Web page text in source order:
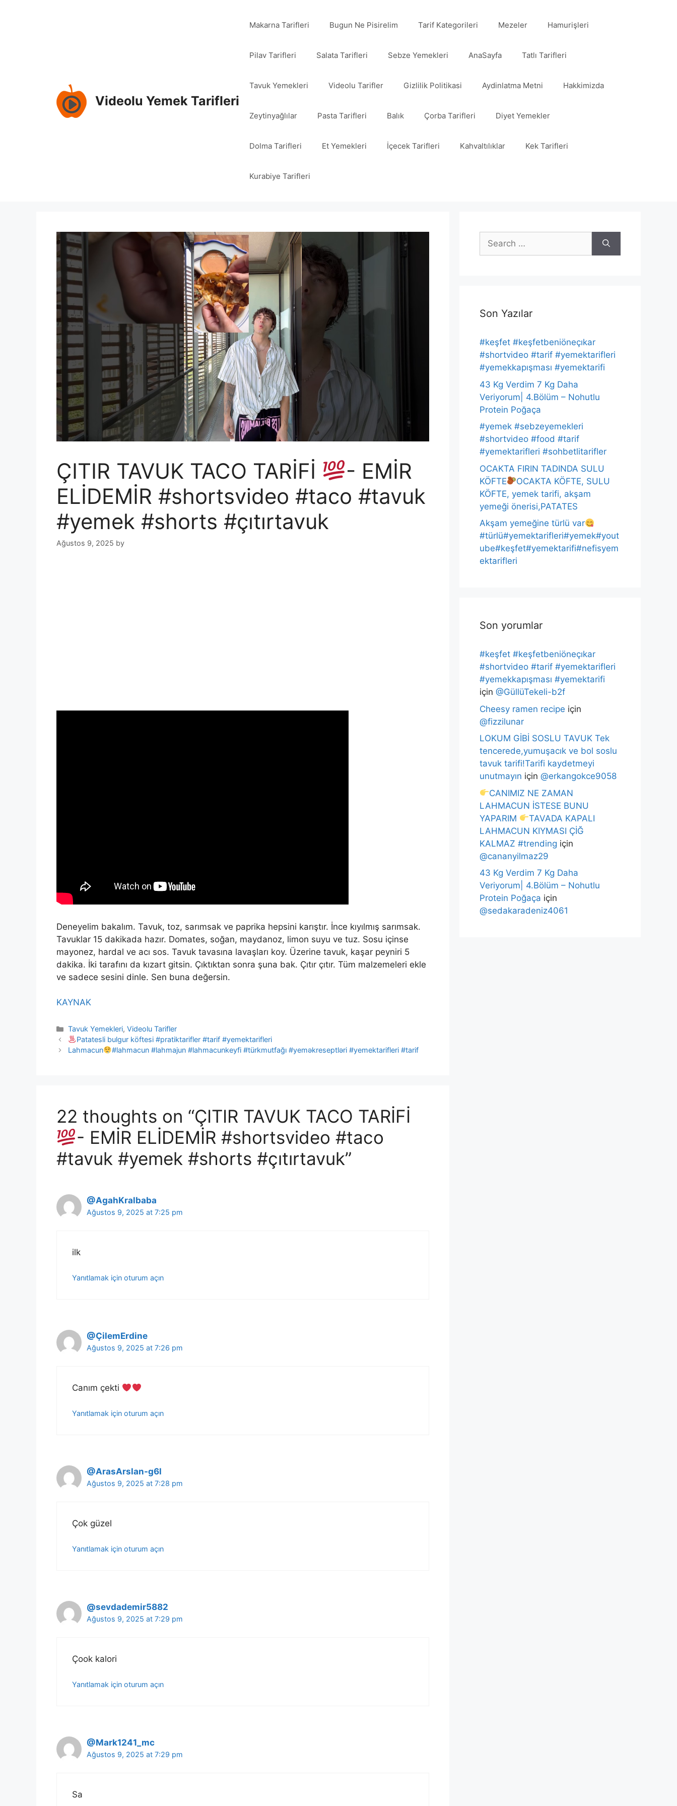
Videolu Yemek Tarifleri
Makarna Tarifleri Bugun Ne Pisirelim Tarif Kategorileri Mezeler Hamurişleri
Pilav Tarifleri Salata Tarifleri Sebze Yemekleri AnaSayfa Tatlı Tarifleri
Tavuk Yemekleri Videolu Tarifler Gizlilik Politikasi Aydinlatma Metni Hakkimizda
Zeytinyağlılar Pasta Tarifleri Balık Çorba Tarifleri Diyet Yemekler
Dolma Tarifleri Et Yemekleri İçecek Tarifleri Kahvaltılıklar Kek Tarifleri
Kurabiye Tarifleri
ÇITIR TAVUK TACO TARİFİ
- EMİR
ELİDEMİR #shortsvideo #taco #tavuk
#yemek #shorts #çıtırtavuk
Ağustos 9, 2025 by
Deneyelim bakalım. Tavuk, toz, sarımsak ve paprika hepsini karıştır. İnce kıyılmış sarımsak.
Tavuklar 15 dakikada hazır. Domates, soğan, maydanoz, limon suyu ve tuz. Sosu içinse
mayonez, hardal ve acı sos. Tavuk tavasına lavaşları koy. Üzerine tavuk, kaşar peyniri 5
dakika. İki tarafını da kızart gitsin. Çıktıktan sonra şuna bak. Çıtır çıtır. Tüm malzemeleri ekle
ve sadece sesini dinle. Sen buna değersin.
KAYNAK
Categories
Tavuk Yemekleri,Videolu Tarifler
Patatesli bulgur köftesi #pratiktarifler #tarif #yemektarifleri
Lahmacun
#lahmacun #lahmajun #lahmacunkeyfi #türkmutfağı #yeməkreseptləri #yemektarifleri #tarif
22 thoughts on “ÇITIR TAVUK TACO TARİFİ
- EMİR ELİDEMİR #shortsvideo #taco
#tavuk #yemek #shorts #çıtırtavuk”
@AgahKralbaba
Ağustos 9, 2025 at 7:25 pm
ilk
Yanıtlamak için oturum açın
@ÇilemErdine
Ağustos 9, 2025 at 7:26 pm
Canım çekti
Yanıtlamak için oturum açın
@ArasArslan-g6l
Ağustos 9, 2025 at 7:28 pm
Çok güzel
Yanıtlamak için oturum açın
@sevdademir5882
Ağustos 9, 2025 at 7:29 pm
Çook kalori
Yanıtlamak için oturum açın
@Mark1241_mc
Ağustos 9, 2025 at 7:29 pm
Sa
Search
for:
Son Yazılar
#keşfet #keşfetbeniöneçıkar
#shortvideo #tarif #yemektarifleri
#yemekkapışması #yemektarifi
43 Kg Verdim 7 Kg Daha
Veriyorum| 4.Bölüm – Nohutlu
Protein Poğaça
#yemek #sebzeyemekleri
#shortvideo #food #tarif
#yemektarifleri #sohbetlitarifler
OCAKTA FIRIN TADINDA SULU
KÖFTE
OCAKTA KÖFTE, SULU
KÖFTE, yemek tarifi, akşam
yemeği önerisi,PATATES
Akşam yemeğine türlü var
#türlü#yemektarifleri#yemek#yout
ube#keşfet#yemektarifi#nefisyem
ektarifleri
Son yorumlar
#keşfet #keşfetbeniöneçıkar
#shortvideo #tarif #yemektarifleri
#yemekkapışması #yemektarifi
için @GüllüTekeli-b2f
Cheesy ramen recipe için
@fizzilunar
LOKUM GİBİ SOSLU TAVUK Tek
tencerede,yumuşacık ve bol soslu
tavuk tarifi!Tarifi kaydetmeyi
unutmayın için @erkangokce9058
CANIMIZ NE ZAMAN
LAHMACUN İSTESE BUNU
YAPARIM
TAVADA KAPALI
LAHMACUN KIYMASI ÇİĞ
KALMAZ #trending için
@cananyilmaz29
43 Kg Verdim 7 Kg Daha
Veriyorum| 4.Bölüm – Nohutlu
Protein Poğaça için
@sedakaradeniz4061